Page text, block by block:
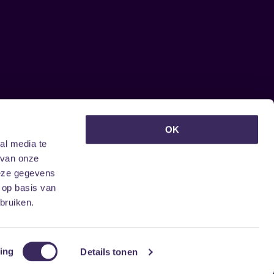
media te
onze
gegevens
basis van
Details tonen
OK
ontvangen?